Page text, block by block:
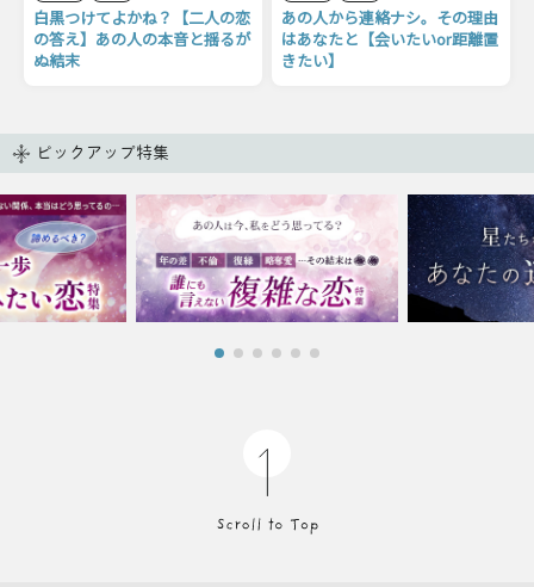
白黒つけてよかね？【二人の恋
の答え】あの人の本音と揺るが
ぬ結末
あの人から連絡ナシ。その理由
はあなたと【会いたいor距離置
きたい】
ピックアップ特集